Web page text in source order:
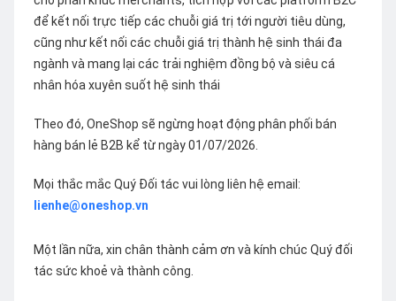
để kết nối trực tiếp các chuỗi giá trị tới người tiêu dùng,
cũng như kết nối các chuỗi giá trị thành hệ sinh thái đa
ngành và mang lại các trải nghiệm đồng bộ và siêu cá
nhân hóa xuyên suốt hệ sinh thái
Theo đó, OneShop sẽ ngừng hoạt động phân phối bán
hàng bán lẻ B2B kể từ ngày 01/07/2026.
Mọi thắc mắc Quý Đối tác vui lòng liên hệ email:
lienhe@oneshop.vn
Một lần nữa, xin chân thành cảm ơn và kính chúc Quý đối
tác sức khoẻ và thành công.